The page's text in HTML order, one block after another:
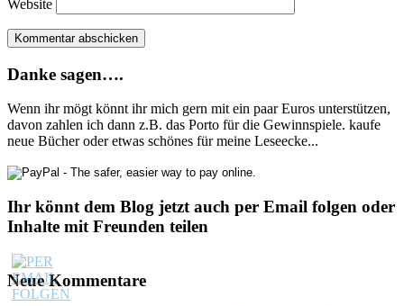
Website
Danke sagen….
Wenn ihr mögt könnt ihr mich gern mit ein paar Euros unterstützen,
davon zahlen ich dann z.B. das Porto für die Gewinnspiele. kaufe
neue Bücher oder etwas schönes für meine Leseecke...
Ihr könnt dem Blog jetzt auch per Email folgen oder
Inhalte mit Freunden teilen
Neue Kommentare